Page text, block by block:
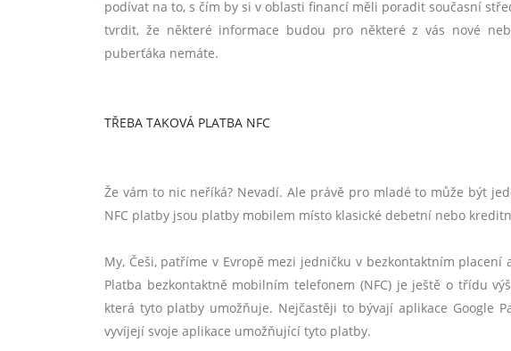
podívat na to, s čím by si v oblasti financí měli poradit současní
tvrdit, že některé informace budou pro některé z vás nové
puberťáka nemáte.
TŘEBA TAKOVÁ PLATBA NFC
Že vám to nic neříká? Nevadí. Ale právě pro mladé to může být
NFC platby jsou platby mobilem místo klasické debetní nebo
My, Češi, patříme v Evropě mezi jedničku v bezkontaktním
Platba bezkontaktně mobilním telefonem (NFC) je ještě o třídu
která tyto platby umožňuje. Nejčastěji to bývají aplikace Google
vyvíjejí svoje aplikace umožňující tyto platby.